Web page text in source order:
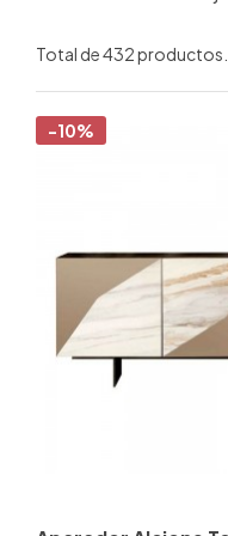
Total de 432 productos.
-10%